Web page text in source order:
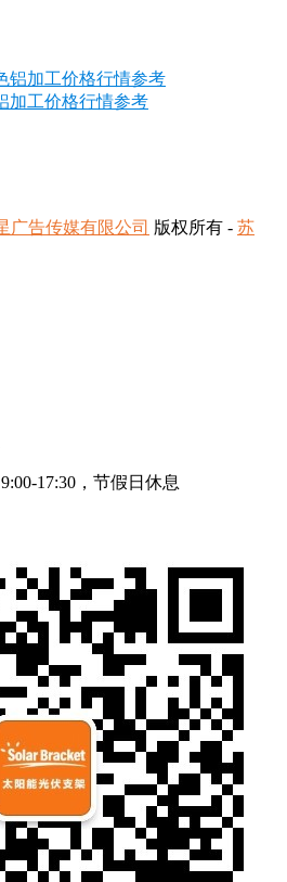
加工价格行情参考
广告传媒有限公司 版权所有 - 苏
17:30，节假日休息